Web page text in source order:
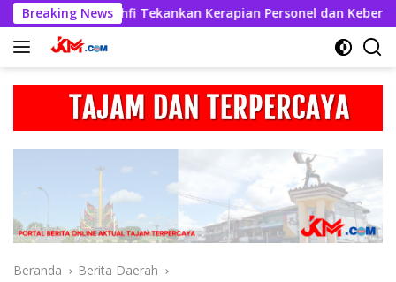
Langsung
ke
konten
Breaking News
Kahfi Tekankan Kerapian Personel dan Kebersihan
Beranda Berita Daerah